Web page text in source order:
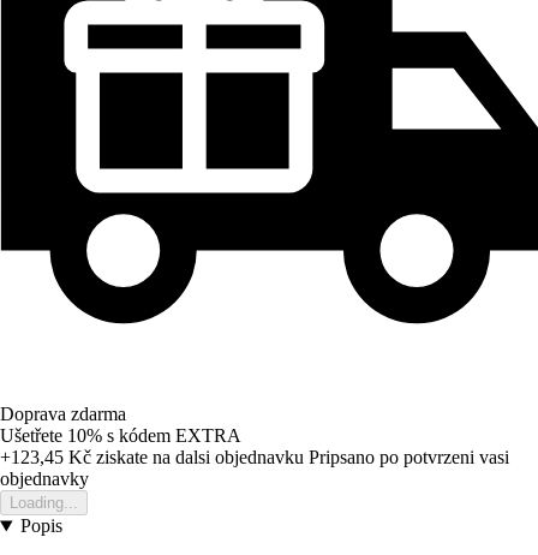
Doprava zdarma
Ušetřete 10% s kódem EXTRA
+123,45 Kč ziskate na dalsi objednavku Pripsano po potvrzeni vasi
objednavky
Loading...
Popis